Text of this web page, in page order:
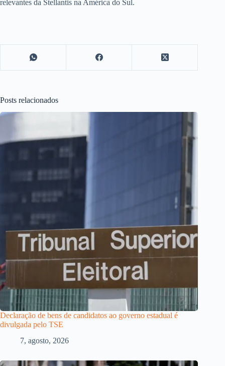
relevantes da Stellantis na América do Sul.
Posts relacionados
Declaração de bens de candidatos ao governo estadual é
divulgada pelo TSE
7, agosto, 2026